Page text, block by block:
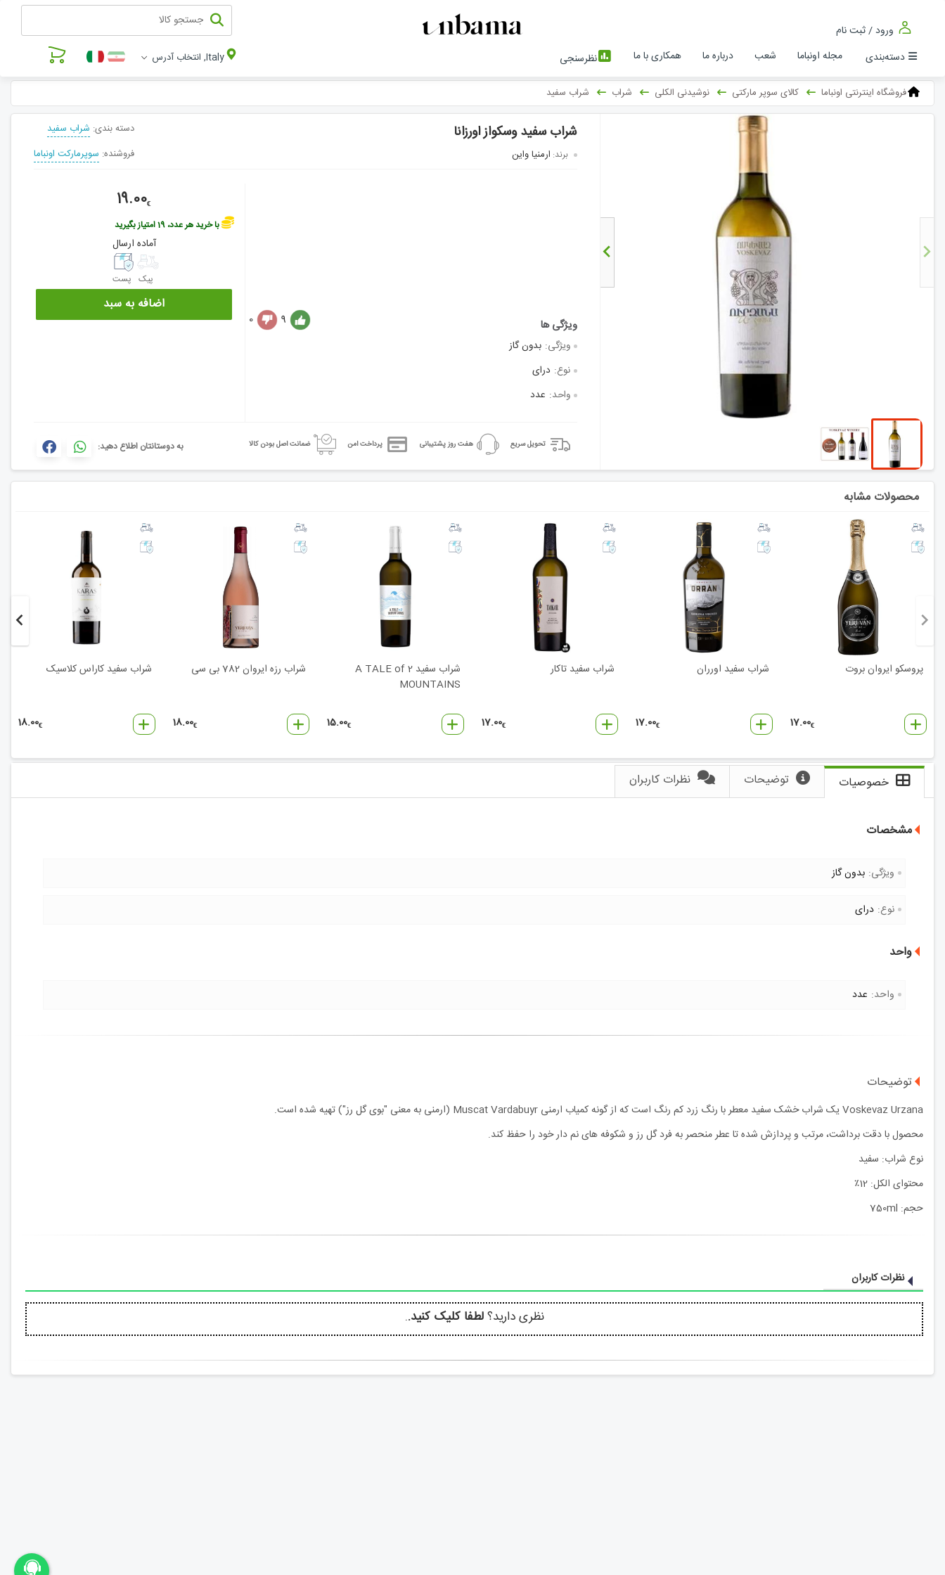
ورود / ثبت نام
دسته‌بندی
مجله اونباما شعب درباره ما همکاری با ما نظرسنجی Italy, انتخاب آدرس
فروشگاه اینترنتی اونباما کالای سوپر مارکتی نوشیدنی الکلی شراب شراب سفید
شراب سفید وسکواز اورزانا
برند: ارمنیا واین
دسته بندی: شراب سفید
فروشنده: سوپرمارکت اونباما
ویژگی: بدون گاز
نوع: درای
واحد: عدد
9
0
19.00€
با خرید هر عدد، 19 امتیاز بگیرید
آماده ارسال
پیک پست
اضافه به سبد
تحویل سریع هفت روز پشتیبانی پرداخت امن ضمانت اصل بودن کالا به دوستانتان اطلاع دهید:
محصولات مشابه
پروسکو ایروان بروت
17.00€
شراب سفید اورران
17.00€
شراب سفید تاکار
17.00€
شراب سفید A TALE of 2
MOUNTAINS
15.00€
شراب رزه ایروان 782 بی سی
18.00€
شراب سفید کاراس کلاسیک
18.00€
خصوصیات توضیحات نظرات کاربران
مشخصات
ویژگی: بدون گاز
نوع: درای
واحد
واحد: عدد
توضیحات
Voskevaz Urzana یک شراب خشک سفید معطر با رنگ زرد کم رنگ است که از گونه کمیاب ارمنی Muscat Vardabuyr (ارمنی به معنی "بوی گل رز") تهیه شده است.
محصول با دقت برداشت، مرتب و پردازش شده تا عطر منحصر به فرد گل رز و شکوفه های نم دار خود را حفظ کند.
نوع شراب: سفید
محتوای الکل: 12٪
حجم: 750ml
نظرات کاربران
نظری دارید؟لطفا کلیک کنید..